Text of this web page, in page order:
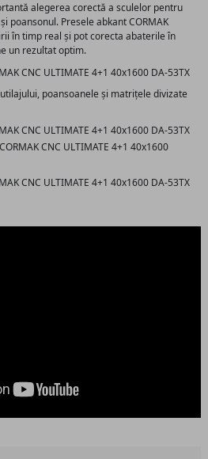
alegerea corectă a sculelor pentru
poansonul. Presele abkant CORMAK
în timp real și pot corecta abaterile în
un rezultat optim.
poansoanele și matrițele divizate